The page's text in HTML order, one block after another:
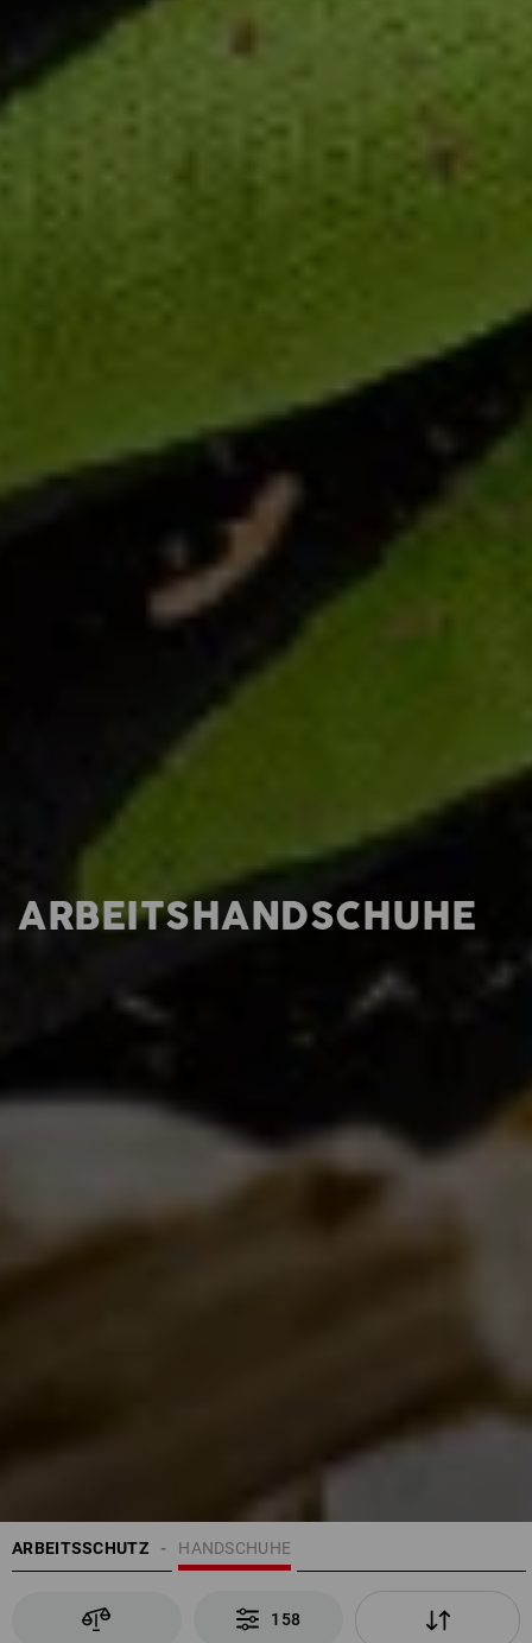
ARBEITSHANDSCHUHE
ARBEITSSCHUTZ HANDSCHUHE
158